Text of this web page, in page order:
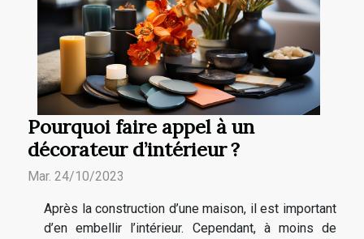
Pourquoi faire appel à un
décorateur d’intérieur ?
Mar. 24/10/2023
Après la construction d’une maison, il est important
d’en embellir l’intérieur. Cependant, à moins de